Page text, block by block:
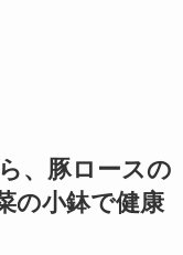
、豚ロースの
の小鉢で健康